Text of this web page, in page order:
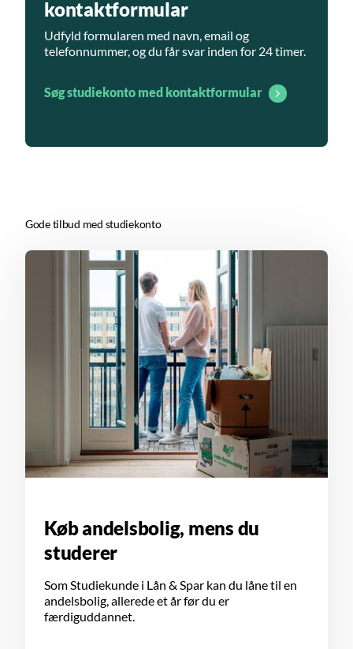
kontaktformular
Udfyld formularen med navn, email og
telefonnummer, og du får svar inden for 24 timer.
Søg studiekonto med kontaktformular
Gode tilbud med studiekonto
Køb andelsbolig, mens du
studerer
Som Studiekunde i Lån & Spar kan du låne til en
andelsbolig, allerede et år før du er
færdiguddannet.